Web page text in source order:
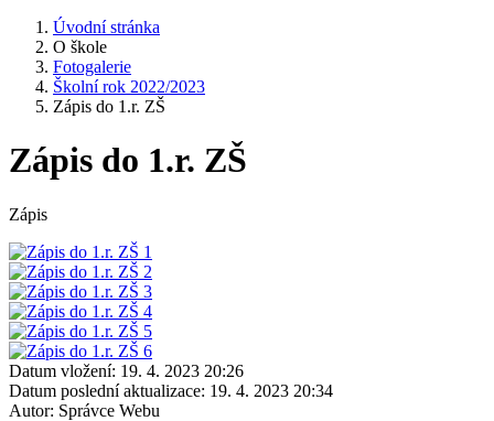
Úvodní stránka
O škole
Fotogalerie
Školní rok 2022/2023
Zápis do 1.r. ZŠ
Zápis do 1.r. ZŠ
Zápis
Datum vložení: 19. 4. 2023 20:26
Datum poslední aktualizace: 19. 4. 2023 20:34
Autor: Správce Webu